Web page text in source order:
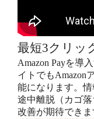
最短3クリッ
Amazon Payを導
イトでもAmazon
能になります。
途中離脱（カゴ
改善が期待できま